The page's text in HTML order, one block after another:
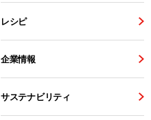
レシピ
企業情報
サステナビリティ